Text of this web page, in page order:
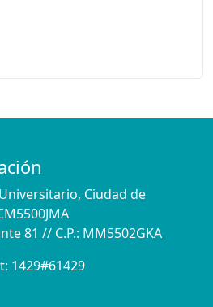
Ciudad de
81 // C.P.: MM5502GKA
1429#61429